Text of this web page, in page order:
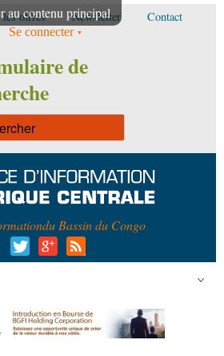
au contenu principal
offres Newsletter Contact
Se connecter
de
du Bassin du Congo